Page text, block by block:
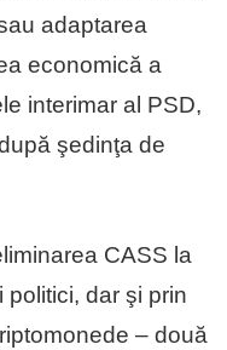
adaptarea
economică a
interimar al PSD,
şedinţa de
CASS la
dar şi prin
– două